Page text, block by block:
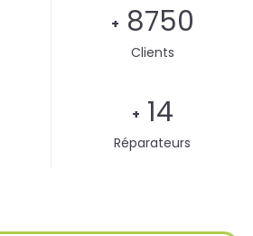
+ 8750
Clients
+ 14
Réparateurs